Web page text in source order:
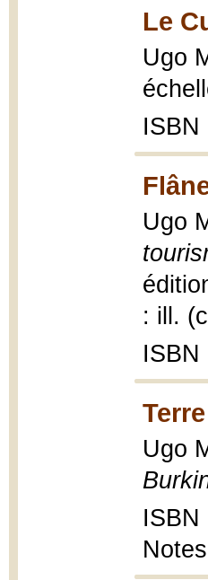
Le
Ugo
ISBN
Ugo
: ill.
ISBN
Ugo
ISBN